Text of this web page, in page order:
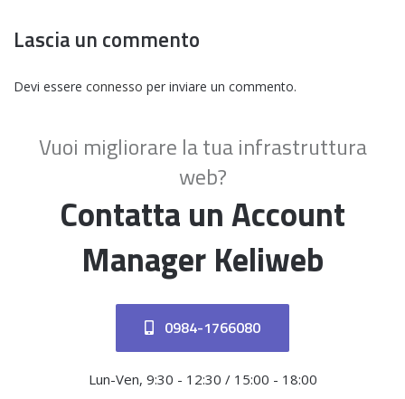
Lascia un commento
Devi essere connesso per inviare un commento.
Vuoi migliorare la tua infrastruttura
web?
Contatta un Account
Manager Keliweb
0984-1766080
Lun-Ven, 9:30 - 12:30 / 15:00 - 18:00